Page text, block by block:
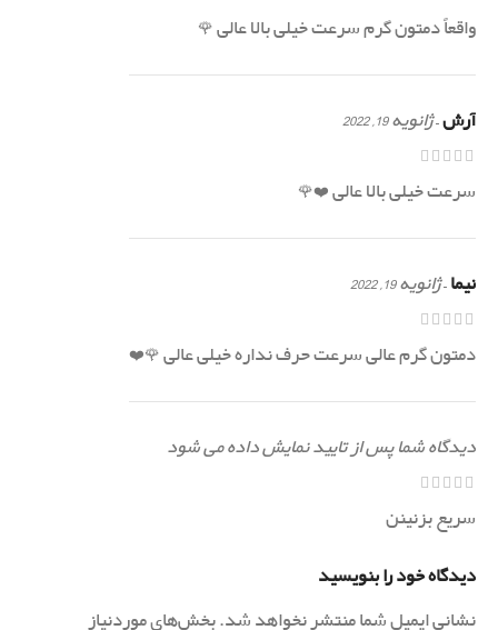
واقعاً دمتون گرم سرعت خیلی بالا عالی 🌹
آرش–ژانویه 19, 2022
سرعت خیلی بالا عالی ❤️🌹
نیما–ژانویه 19, 2022
دمتون گرم عالی سرعت حرف نداره خیلی عالی 🌹❤️
دیدگاه شما پس از تایید نمایش داده می شود
سریع بزنینن
دیدگاه خود را بنویسید
نشانی ایمیل شما منتشر نخواهد شد.بخش‌های موردنیاز